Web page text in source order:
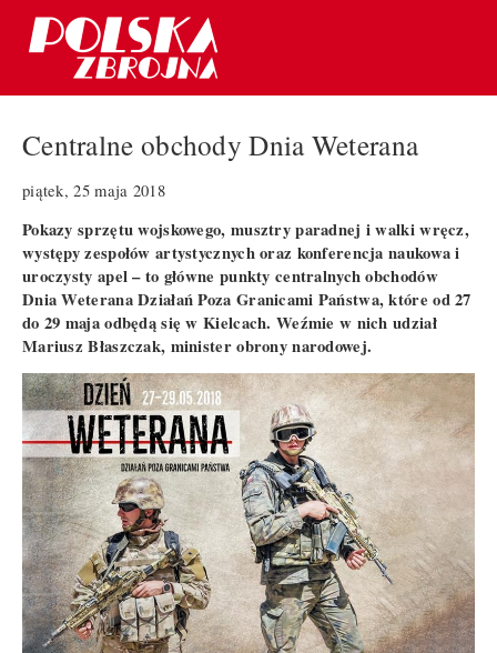
Centralne obchody Dnia Weterana
piątek, 25 maja 2018
Pokazy sprzętu wojskowego, musztry paradnej i walki wręcz,
występy zespołów artystycznych oraz konferencja naukowa i
uroczysty apel – to główne punkty centralnych obchodów
Dnia Weterana Działań Poza Granicami Państwa, które od 27
do 29 maja odbędą się w Kielcach. Weźmie w nich udział
Mariusz Błaszczak, minister obrony narodowej.